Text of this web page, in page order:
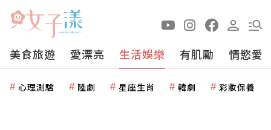
美食旅遊 愛漂亮 生活娛樂 有肌勵 情慾愛
心理測驗 陸劇 星座生肖 韓劇 彩妝保養